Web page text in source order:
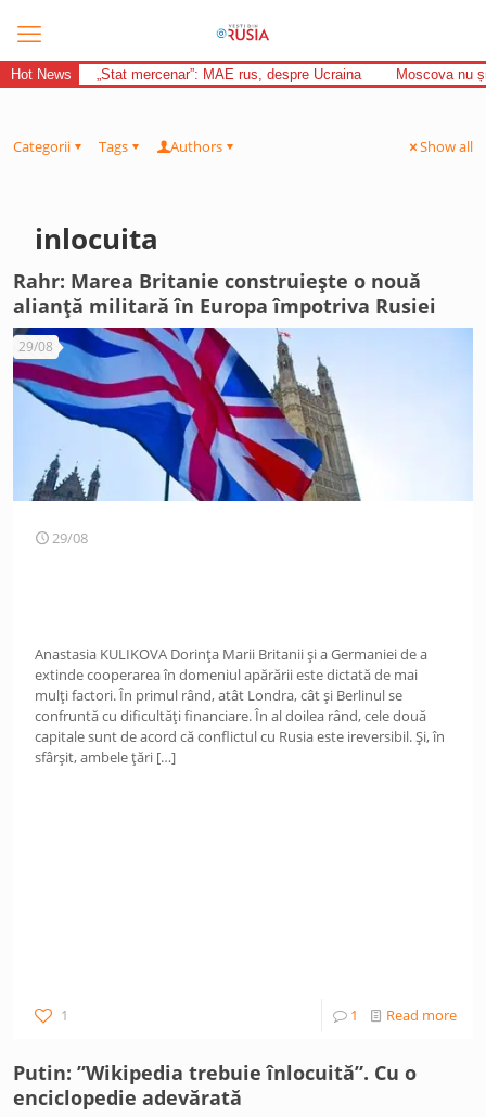
Hot News „Stat mercenar”: MAE rus, despre Ucraina Moscova nu
Categorii Tags Authors Show all
inlocuita
Rahr: Marea Britanie construiește o nouă
alianță militară în Europa împotriva Rusiei
29/08
29/08
Anastasia KULIKOVA Dorința Marii Britanii și a Germaniei de a
extinde cooperarea în domeniul apărării este dictată de mai
mulți factori. În primul rând, atât Londra, cât și Berlinul se
confruntă cu dificultăți financiare. În al doilea rând, cele două
capitale sunt de acord că conflictul cu Rusia este ireversibil. Și, în
sfârșit, ambele țări […]
1 1 Read more
Putin: ”Wikipedia trebuie înlocuită”. Cu o
enciclopedie adevărată